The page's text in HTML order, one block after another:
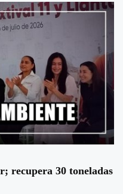
recupera 30 toneladas